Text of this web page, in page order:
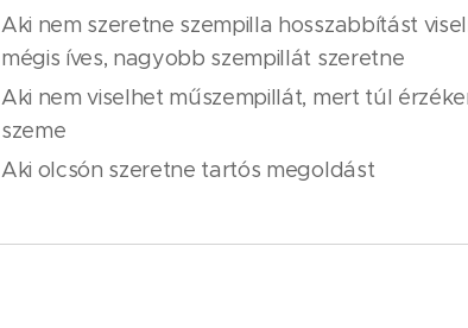
Aki nem szeretne ​szempilla hosszabbítást
mégis íves, nagyobb szempillát szeretne
Aki nem viselhet műszempillát, mert túl
szeme
Aki olcsón szeretne tartós megoldást